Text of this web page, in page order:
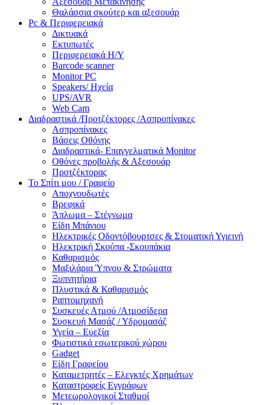
Θαλάσσια σκούτερ και αξεσουάρ
Pc & Περιφερειακά
Δικτυακά
Εκτυπωτές
Περιφερειακά Η/Υ
Barcode scanner
Monitor PC
Speakers/ Ηχεία
UPS/AVR
Web Cam
Διαδραστικά /Προτζέκτορες /Ασπροπίνακες
Ασπροπίνακες
Βάσεις Οθόνης
Διαδραστικά- Επαγγελματικά Monitor
Οθόνες προβολής & Αξεσουάρ
Προτζέκτορας
Το Σπίτι μου / Γραφείο
Αποχνουδωτές
Βρεφικά
Άπλωμα – Στέγνωμα
Είδη Μπάνιου
Ηλεκτρικές Οδοντόβουρτσες & Στοματική Υγιεινή
Ηλεκτρική Σκούπα -Σκουπάκια
Καθαρισμός
Μαξιλάρια Ύπνου & Στρώματα
Ξυπνητήρια
Πλυστικά & Καθαρισμός
Ραπτομηχανή
Συσκευές Ατμού /Ατμοσίδερα
Συσκευή Μασάζ / Υδρομασάζ
Υγεία – Ευεξία
Φωτιστικά εσωτερικού χώρου
Gadget
Είδη Γραφείου
Καταμετρητές – Ελεγκτές Χρημάτων
Καταστροφείς Εγγράφων
Μετεωρολογικοί Σταθμοί